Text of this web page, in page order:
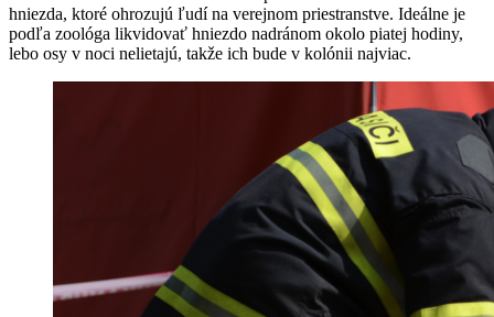
hniezda, ktoré ohrozujú ľudí na verejnom priestranstve. Ideálne je
podľa zoológa likvidovať hniezdo nadránom okolo piatej hodiny,
lebo osy v noci nelietajú, takže ich bude v kolónii najviac.